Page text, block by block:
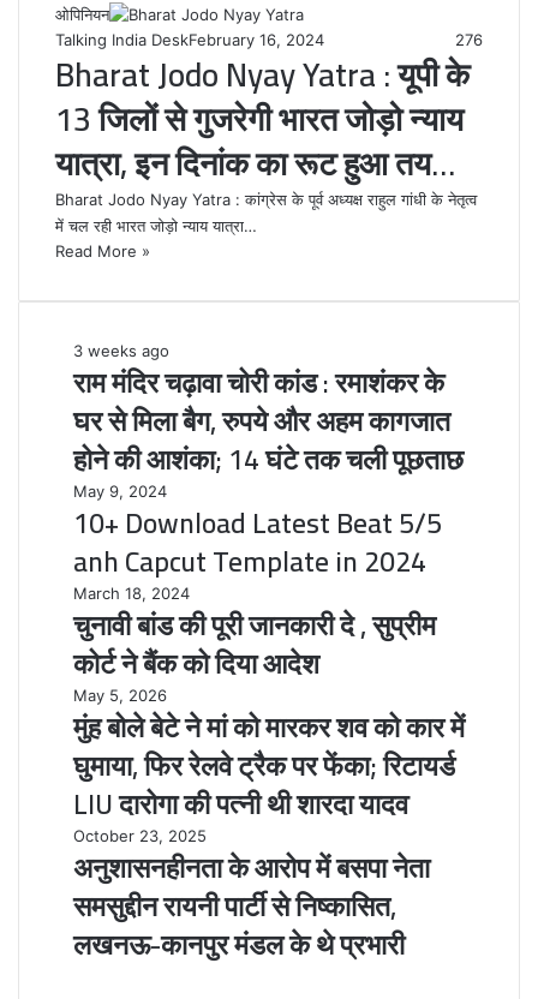
ओपिनियन
Talking India DeskFebruary 16, 2024 276
Bharat Jodo Nyay Yatra : यूपी के
13 जिलों से गुजरेगी भारत जोड़ो न्याय
यात्रा, इन दिनांक का रूट हुआ तय…
Bharat Jodo Nyay Yatra : कांग्रेस के पूर्व अध्यक्ष राहुल गांधी के नेतृत्व
में चल रही भारत जोड़ो न्याय यात्रा…
Read More »
राम
मंदिर
चढ़ावा
चोरी
कांड
:
रमाशंकर
के
से
मिला
बैग,
रुपये
और
अहम
कागजात
की
14
तक
चली
3 weeks ago
राम मंदिर चढ़ावा चोरी कांड : रमाशंकर के
घर से मिला बैग, रुपये और अहम कागजात
होने की आशंका; 14 घंटे तक चली पूछताछ
10+
Download
Beat
5/5
anh
Capcut
Template
in
2024
May 9, 2024
10+ Download Latest Beat 5/5
anh Capcut Template in 2024
चुनावी
बांड
की
पूरी
जानकारी
दे
सुप्रीम
कोर्ट
ने
बैंक
को
दिया
आदेश
March 18, 2024
चुनावी बांड की पूरी जानकारी दे , सुप्रीम
कोर्ट ने बैंक को दिया आदेश
मुंह
बोले
बेटे
ने
मां
को
मारकर
शव
को
कार
में
May 5, 2026
मुंह बोले बेटे ने मां को मारकर शव को कार में
घुमाया, फिर रेलवे ट्रैक पर फेंका; रिटायर्ड
LIU दारोगा की पत्नी थी शारदा यादव
अनुशासनहीनता
के
आरोप
में
बसपा
नेता
October 23, 2025
अनुशासनहीनता के आरोप में बसपा नेता
समसुद्दीन रायनी पार्टी से निष्कासित,
लखनऊ-कानपुर मंडल के थे प्रभारी